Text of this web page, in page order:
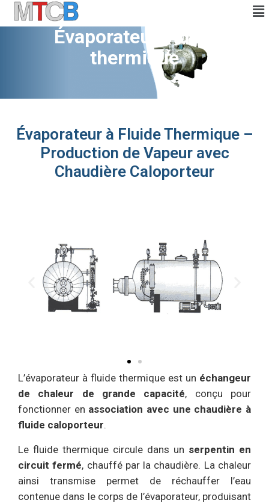
Évaporateur Fluide
thermique
Évaporateur à Fluide Thermique –
Production de Vapeur avec
Chaudière Caloporteur
L’évaporateur à fluide thermique est un échangeur
de chaleur de grande capacité, conçu pour
fonctionner en association avec une chaudière à
fluide caloporteur.
Le fluide thermique circule dans un serpentin en
circuit fermé, chauffé par la chaudière. La chaleur
ainsi transmise permet de réchauffer l’eau
contenue dans le corps de l’évaporateur, produisant